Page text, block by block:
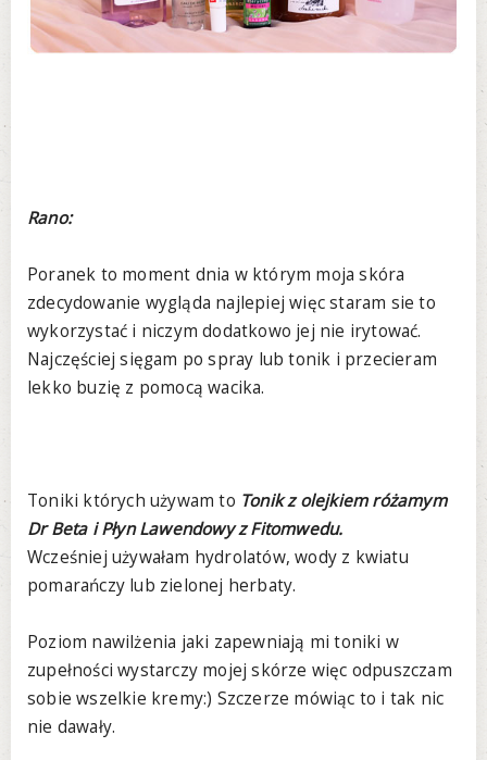
Rano:
Poranek to moment dnia w którym moja skóra
zdecydowanie wygląda najlepiej więc staram sie to
wykorzystać i niczym dodatkowo jej nie irytować.
Najczęściej sięgam po spray lub tonik i przecieram
lekko buzię z pomocą wacika.
Toniki których używam to Tonik z olejkiem różamym
Dr Beta i Płyn Lawendowy z Fitomwedu.
Wcześniej używałam hydrolatów, wody z kwiatu
pomarańczy lub zielonej herbaty.
Poziom nawilżenia jaki zapewniają mi toniki w
zupełności wystarczy mojej skórze więc odpuszczam
sobie wszelkie kremy:) Szczerze mówiąc to i tak nic
nie dawały.